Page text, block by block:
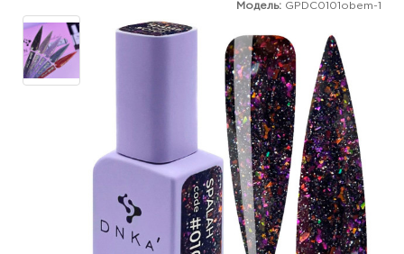
Модель: GPDС0101obem-1